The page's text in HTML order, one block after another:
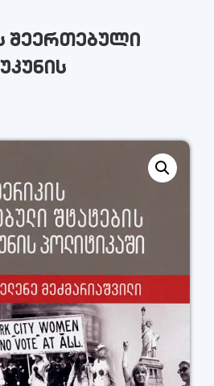
შეერთებული